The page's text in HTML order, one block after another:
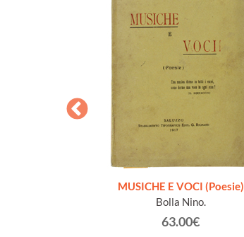
MUSICHE E VOCI (Poesie)
Bolla Nino.
63.00€